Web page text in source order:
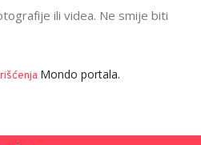
ili videa. Ne smije biti
Mondo portala.